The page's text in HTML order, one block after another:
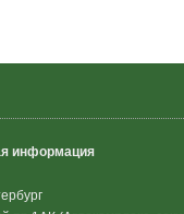
информация